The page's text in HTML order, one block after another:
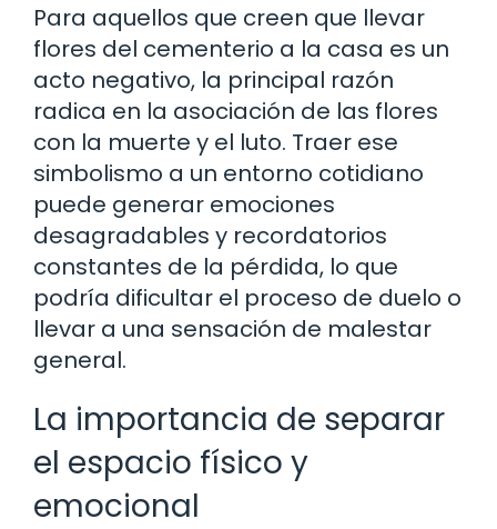
Para aquellos que creen que llevar
flores del cementerio a la casa es un
acto negativo, la principal razón
radica en la asociación de las flores
con la muerte y el luto. Traer ese
simbolismo a un entorno cotidiano
puede generar emociones
desagradables y recordatorios
constantes de la pérdida, lo que
podría dificultar el proceso de duelo o
llevar a una sensación de malestar
general.
La importancia de separar
el espacio físico y
emocional